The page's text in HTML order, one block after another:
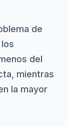
de
del
mientras
la mayor